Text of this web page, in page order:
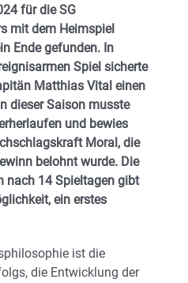
für die SG
mit dem Heimspiel
Ende gefunden. In
Spiel sicherte
Matthias Vital einen
dieser Saison musste
und bewies
Moral, die
belohnt wurde. Die
nach 14 Spieltagen gibt
ein erstes
ist die
die Entwicklung der